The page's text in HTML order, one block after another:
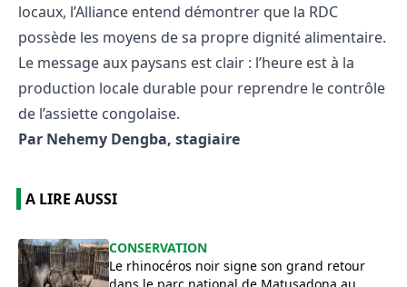
locaux, l’Alliance entend démontrer que la RDC
possède les moyens de sa propre dignité alimentaire.
Le message aux paysans est clair : l’heure est à la
production locale durable pour reprendre le contrôle
de l’assiette congolaise.
Par Nehemy Dengba, stagiaire
A LIRE AUSSI
​CONSERVATION
Le rhinocéros noir signe son grand retour